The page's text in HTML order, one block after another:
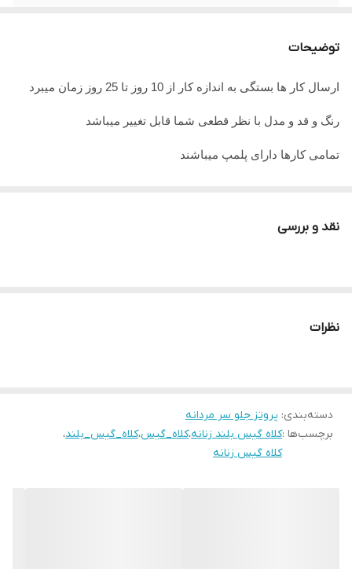
توضیحات
ارسال کار ها بستگی به اندازه کار از 10 روز تا 25 روز زمان میبرد
رنگ و قد و مدل با نظر قطعی شما قابل تغییر میباشد
تمامی کارها دارای پلمپ میباشند
در صورت داشتن سوال میتوانید از پشتیبان های ما راهنمایی دریافت
نقد و بررسی
نظرات
دسته‌بندی: پروتز جلو سر مردانه
برچسب‌ها :کلاه گیس بلند زنانه،کلاه_گیس،کلاه_گیس_بلند،
کلاه گیس زنانه